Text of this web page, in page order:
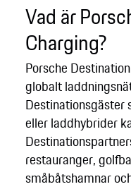
Vad är
Charging?
Porsche
globalt
Destinationsgäster
eller laddhybrider
restauranger,
småbåtshamnar